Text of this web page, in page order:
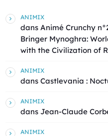
ANIMIX
dans Animé Crunchy
Bringer Mynoghra:
with the Civilization of
ANIMIX
dans Castlevania :
ANIMIX
dans Jean-Claude
ANIMIX